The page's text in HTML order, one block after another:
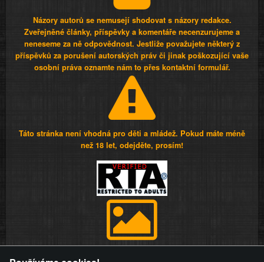
Názory autorů se nemusejí shodovat s názory redakce.
Zveřejněné články, příspěvky a komentáře necenzurujeme a
neneseme za ně odpovědnost. Jestliže považujete některý z
příspěvků za porušení autorských práv či jinak poškozující vaše
osobní práva oznamte nám to přes kontaktní formulář.
Táto stránka není vhodná pro děti a mládež. Pokud máte méně
než 18 let, odejděte, prosím!